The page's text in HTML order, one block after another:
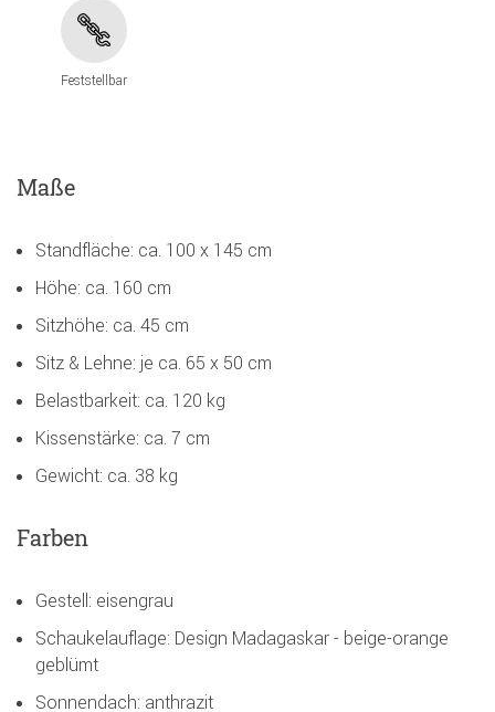
Feststellbar
Maße
Standfläche: ca. 100 x 145 cm
Höhe: ca. 160 cm
Sitzhöhe: ca. 45 cm
Sitz & Lehne: je ca. 65 x 50 cm
Belastbarkeit: ca. 120 kg
Kissenstärke: ca. 7 cm
Gewicht: ca. 38 kg
Farben
Gestell: eisengrau
Schaukelauflage: Design Madagaskar - beige-orange
geblümt
Sonnendach: anthrazit